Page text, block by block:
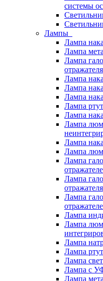
системы
Лампы
Лампа
Лампа
Лампа
отражателя
Лампа
Лампа
Лампа
Лампа
Лампа
Лампа
Лампа
Лампа
Лампа
Лампа
отражателя
Лампа
Лампа
Лампа
Лампа
Лампа
Лампа
Лампа с
Лампа